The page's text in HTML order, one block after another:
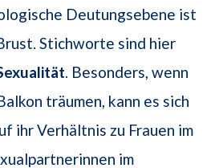
Deutungsebene ist
Stichworte sind hier
. Besonders, wenn
träumen, kann es sich
ihr Verhältnis zu Frauen im
im